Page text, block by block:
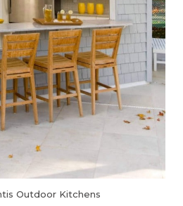
Outdoor Kitchens